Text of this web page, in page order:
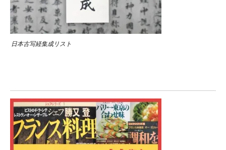
日本古写経集成リスト